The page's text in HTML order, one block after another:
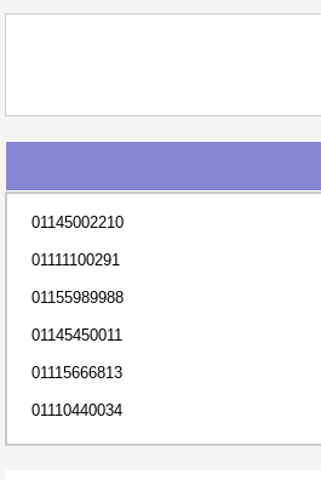
01145002210
01111100291
01155989988
01145450011
01115666813
01110440034